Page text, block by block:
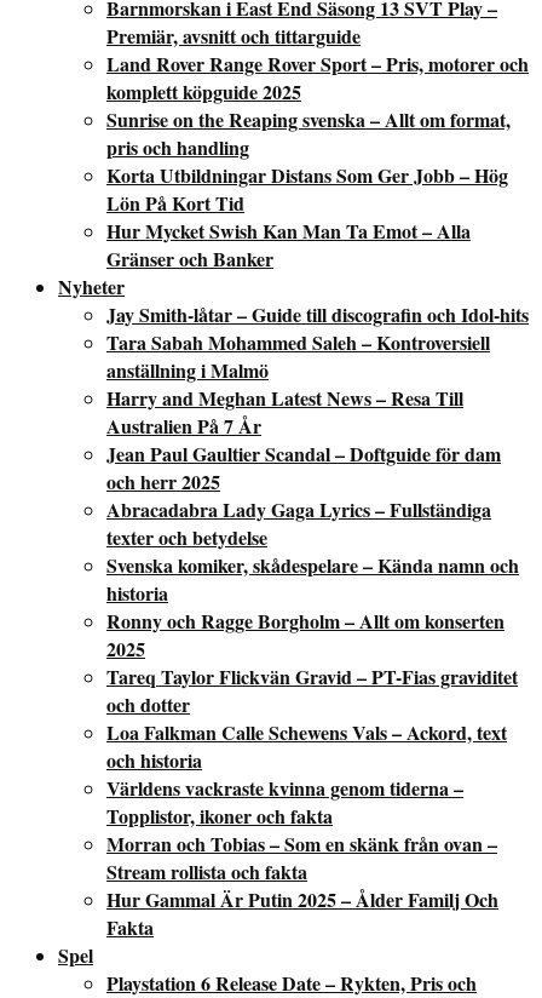
Barnmorskan i East End Säsong 13 SVT Play –
Premiär, avsnitt och tittarguide
Land Rover Range Rover Sport – Pris, motorer och
komplett köpguide 2025
Sunrise on the Reaping svenska – Allt om format,
pris och handling
Korta Utbildningar Distans Som Ger Jobb – Hög
Lön På Kort Tid
Hur Mycket Swish Kan Man Ta Emot – Alla
Gränser och Banker
Nyheter
Jay Smith-låtar – Guide till discografin och Idol-hits
Tara Sabah Mohammed Saleh – Kontroversiell
anställning i Malmö
Harry and Meghan Latest News – Resa Till
Australien På 7 År
Jean Paul Gaultier Scandal – Doftguide för dam
och herr 2025
Abracadabra Lady Gaga Lyrics – Fullständiga
texter och betydelse
Svenska komiker, skådespelare – Kända namn och
historia
Ronny och Ragge Borgholm – Allt om konserten
2025
Tareq Taylor Flickvän Gravid – PT-Fias graviditet
och dotter
Loa Falkman Calle Schewens Vals – Ackord, text
och historia
Världens vackraste kvinna genom tiderna –
Topplistor, ikoner och fakta
Morran och Tobias – Som en skänk från ovan –
Stream rollista och fakta
Hur Gammal Är Putin 2025 – Ålder Familj Och
Fakta
Spel
Playstation 6 Release Date – Rykten, Pris och